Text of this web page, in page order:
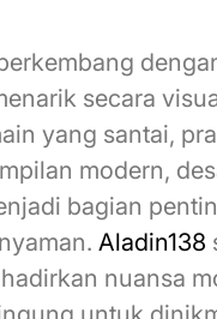
secara
yang santai,
modern,
bagian
Aladin138
nuansa